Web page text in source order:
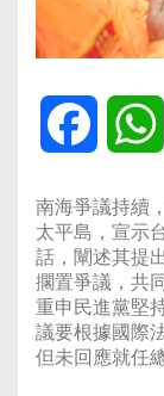
南海爭議持續
太平島，宣示
話，闡述其提
擱置爭議，共
重申民進黨堅
議要根據國際
但未回應就任